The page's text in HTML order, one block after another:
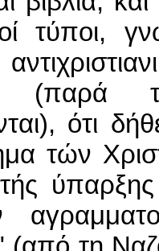
τύποι,
(παρά
ότι
τών